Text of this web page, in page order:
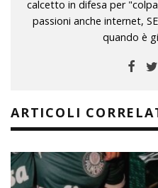
calcetto in difesa per
passioni anche internet,
quando è
ARTICOLI